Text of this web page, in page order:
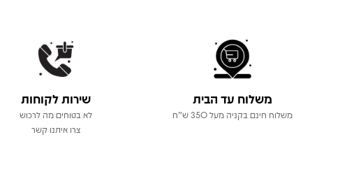
משלוח עד הבית
משלוח חינם בקניה מעל 350 ש"ח
שירות לקוחות
לא בטוחים מה לרכוש
צרו איתנו קשר